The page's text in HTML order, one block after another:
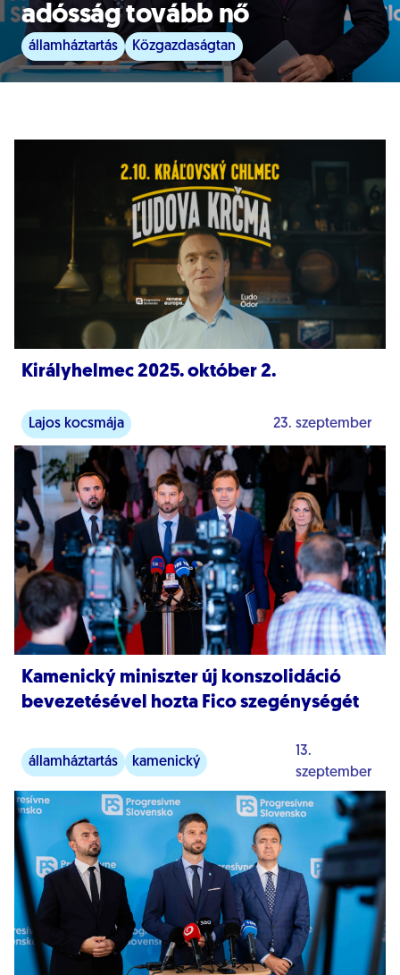
adósság tovább nő
államháztartás Közgazdaságtan
Királyhelmec 2025. október 2.
Lajos kocsmája 23. szeptember
Kamenický miniszter új konszolidáció
bevezetésével hozta Fico szegénységét
államháztartás
kamenický
konszolidáció
Közgazdaságtan
13.
szeptember